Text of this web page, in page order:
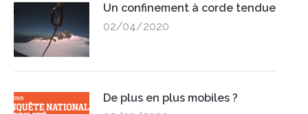
Un confinement à corde tendue
02/04/2020
De plus en plus mobiles ?